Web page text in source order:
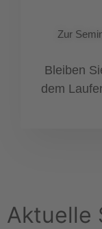
Zur
Bleiben
dem
Aktuelle